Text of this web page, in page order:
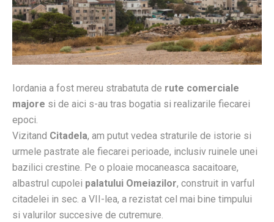
Iordania a fost mereu strabatuta de rute comerciale
majore si de aici s-au tras bogatia si realizarile fiecarei
epoci.
Vizitand Citadela, am putut vedea straturile de istorie si
urmele pastrate ale fiecarei perioade, inclusiv ruinele unei
bazilici crestine. Pe o ploaie mocaneasca sacaitoare,
albastrul cupolei palatului Omeiazilor, construit in varful
citadelei in sec. a VII-lea, a rezistat cel mai bine timpului
si valurilor succesive de cutremure.